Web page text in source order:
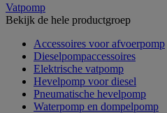
Vatpomp
Bekijk de hele productgroep
Accessoires voor afvoerpomp
Dieselpompaccessoires
Elektrische vatpomp
Hevelpomp voor diesel
Pneumatische hevelpomp
Waterpomp en dompelpomp